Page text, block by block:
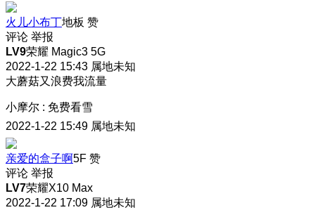
火儿小布丁地板 赞
评论 举报
LV9荣耀 Magic3 5G
2022-1-22 15:43 属地未知
大蘑菇又浪费我流量
小摩尔 : 免费看雪
2022-1-22 15:49 属地未知
亲爱的盒子啊5F 赞
评论 举报
LV7荣耀X10 Max
2022-1-22 17:09 属地未知